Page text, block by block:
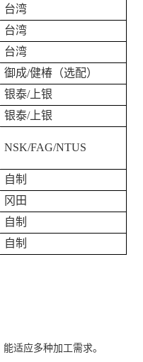
台湾
台湾
台湾
御成/健椿（选配）
银泰/上银
银泰/上银
NSK/FAG/NTUS
自制
冈田
自制
自制
适应多种加工需求。